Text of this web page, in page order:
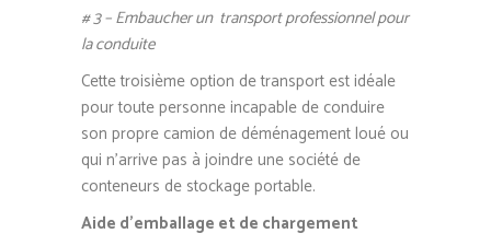
# 3 – Embaucher un transport professionnel pour
la conduite
Cette troisième option de transport est idéale
pour toute personne incapable de conduire
son propre camion de déménagement loué ou
qui n’arrive pas à joindre une société de
conteneurs de stockage portable.
Aide d’emballage et de chargement